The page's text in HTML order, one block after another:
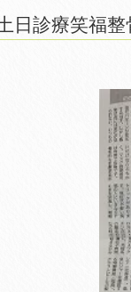
日診療笑福